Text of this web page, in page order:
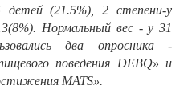
детей (21.5%), 2 степени-у
Нормальный вес - у 31
два опросника -
поведения DEBQ» и
MATS».